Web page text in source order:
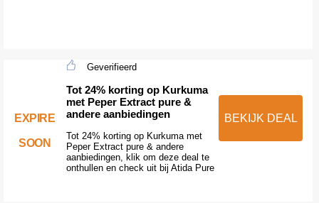
EXPIRE
SOON
Geverifieerd
Tot 24% korting op Kurkuma
met Peper Extract pure &
andere aanbiedingen
Tot 24% korting op Kurkuma met
Peper Extract pure & andere
aanbiedingen, klik om deze deal te
onthullen en check uit bij Atida Pure
BEKIJK DEAL